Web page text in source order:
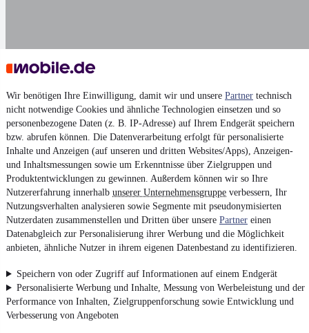
Wir benötigen Ihre Einwilligung, damit wir und unsere Partner technisch
nicht notwendige Cookies und ähnliche Technologien einsetzen und so
personenbezogene Daten (z. B. IP-Adresse) auf Ihrem Endgerät speichern
bzw. abrufen können. Die Datenverarbeitung erfolgt für personalisierte
Inhalte und Anzeigen (auf unseren und dritten Websites/Apps), Anzeigen-
und Inhaltsmessungen sowie um Erkenntnisse über Zielgruppen und
Produktentwicklungen zu gewinnen. Außerdem können wir so Ihre
Nutzererfahrung innerhalb unserer Unternehmensgruppe verbessern, Ihr
Nutzungsverhalten analysieren sowie Segmente mit pseudonymisierten
Nutzerdaten zusammenstellen und Dritten über unsere Partner einen
Datenabgleich zur Personalisierung ihrer Werbung und die Möglichkeit
anbieten, ähnliche Nutzer in ihrem eigenen Datenbestand zu identifizieren.
Speichern von oder Zugriff auf Informationen auf einem Endgerät
Personalisierte Werbung und Inhalte, Messung von Werbeleistung und der
Performance von Inhalten, Zielgruppenforschung sowie Entwicklung und
Verbesserung von Angeboten